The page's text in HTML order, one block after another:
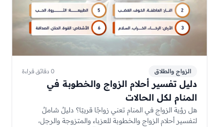
الزواج والطلاق 0 دقائق قراءة
دليل تفسير أحلام الزواج والخطوبة في
المنام لكل الحالات
هل رؤية الزواج في المنام تعني زواجًا قريبًا؟ دليلٌ شاملٌ
لتفسير أحلام الزواج والخطوبة للعزباء والمتزوجة والرجل،